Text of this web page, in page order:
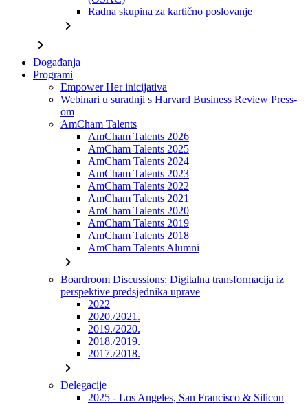
Radna skupina za kartično poslovanje
chevron_right
chevron_right
Događanja
Programi
Empower Her inicijativa
Webinari u suradnji s Harvard Business Review Press-
om
AmCham Talents
AmCham Talents 2026
AmCham Talents 2025
AmCham Talents 2024
AmCham Talents 2023
AmCham Talents 2022
AmCham Talents 2021
AmCham Talents 2020
AmCham Talents 2019
AmCham Talents 2018
AmCham Talents Alumni
chevron_right
Boardroom Discussions: Digitalna transformacija iz
perspektive predsjednika uprave
2022
2020./2021.
2019./2020.
2018./2019.
2017./2018.
chevron_right
Delegacije
2025 - Los Angeles, San Francisco & Silicon